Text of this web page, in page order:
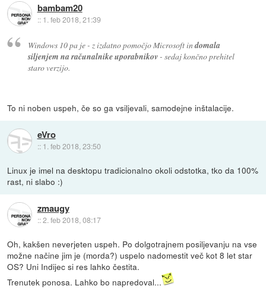
bambam20
:: 1. feb 2018, 21:39
Windows 10 pa je - z izdatno pomočjo Microsoft indomala
siljenjem na računalnike uporabnikov- sedaj končno prehitel
staro verzijo.
To ni noben uspeh, če so ga vsiljevali, samodejne inštalacije.
eVro
:: 1. feb 2018, 23:50
Linux je imel na desktopu tradicionalno okoli odstotka, tko da 100%
rast, ni slabo :)
zmaugy
::2. feb 2018, 08:17
Oh, kakšen neverjeten uspeh. Po dolgotrajnem posiljevanju na vse
možne načine jim je (morda?) uspelo nadomestit več kot 8 let star
OS? Uni Indijec si res lahko čestita.
Trenutek ponosa. Lahko bo napredoval...